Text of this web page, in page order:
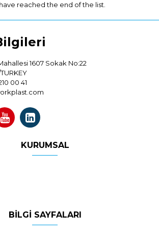
reached the end of the list.
1607 Sokak No:22
00 41
KURUMSAL
BILGI SAYFALARI